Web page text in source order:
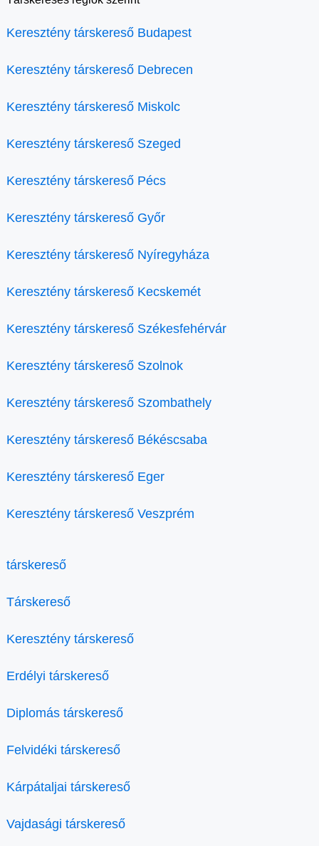
Keresztény társkereső Budapest
Keresztény társkereső Debrecen
Keresztény társkereső Miskolc
Keresztény társkereső Szeged
Keresztény társkereső Pécs
Keresztény társkereső Győr
Keresztény társkereső Nyíregyháza
Keresztény társkereső Kecskemét
Keresztény társkereső Székesfehérvár
Keresztény társkereső Szolnok
Keresztény társkereső Szombathely
Keresztény társkereső Békéscsaba
Keresztény társkereső Eger
Keresztény társkereső Veszprém
társkereső
Társkereső
Keresztény társkereső
Erdélyi társkereső
Diplomás társkereső
Felvidéki társkereső
Kárpátaljai társkereső
Vajdasági társkereső